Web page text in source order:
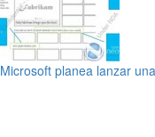
Microsoft planea lanzar